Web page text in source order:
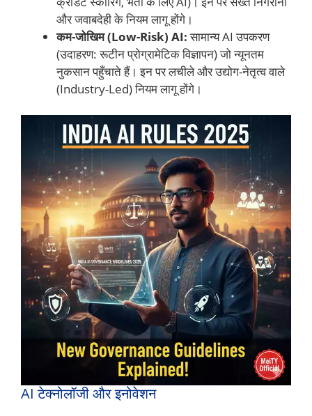
और जवाबदेही के नियम लागू होंगे।
कम-जोखिम (Low-Risk) AI:सामान्य AI उपकरण
(उदाहरण: रूटीन प्रोग्रामेटिक विज्ञापन) जो न्यूनतम
नुकसान पहुँचाते हैं। इन पर लचीले और उद्योग-नेतृत्व वाले
(Industry-Led) नियम लागू होंगे।
AI टेक्नोलॉजी और इनोवेशन